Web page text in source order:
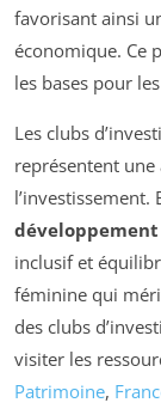
favorisant ainsi
économique. Ce
les bases pour
Les clubs
représentent
l’investissement.
inclusif et
féminine qui
des clubs
visiter les
Patrimoine,